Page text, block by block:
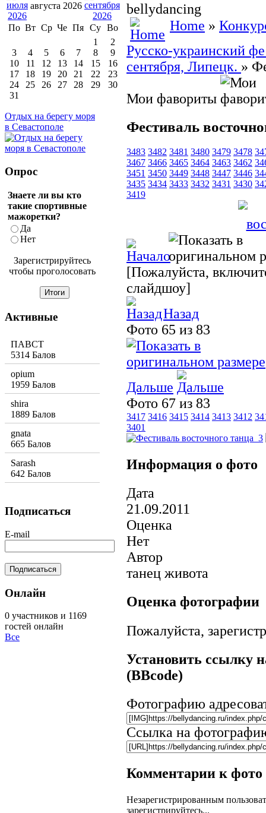
bellydancing
Home »
Русско-украинский
сентября, Липецк. »
Мои фавориты
Фестиваль
3483 3482 3481 3480 3479 3478
3467 3466 3465 3464 3463 3462
3451 3450 3449 3448 3447 3446
3435 3434 3433 3432 3431 3430
3419
[Пожалуйста,
слайдшоу]
Назад
Фото 65 из 83
Дальше
Фото 67 из 83
3417 3416 3415 3414 3413 3412
3401
Информация о фото
Дата
21.09.2011
Оценка
Нет
Автор
танец живота
Оценка фотографии
Пожалуйста,
Установить ссылку
(BBcode)
Фотографию
Ссылка на
Комментарии к фото
Незарегистрированным
зарегистрируйтесь...
августа 2026
По Вт Ср Че Пя Су Во
1
2
3
4 5 6 7 8
9
10
11 12 13 14 15
16
17
18 19 20 21 22
23
24
25 26 27 28 29
30
31
Отдых на берегу моря
в Севастополе
Опрос
Знаете ли вы кто
такие спортивные
мажоретки?
Да
Нет
Зарегистрируйтесь
чтобы проголосовать
Активные
ПАВСТ
5314 Балов
opium
1959 Балов
shira
1889 Балов
gnata
665 Балов
Sarash
642 Балов
Подписаться
E-mail
Онлайн
0 участников и 1169
гостей онлайн
Все